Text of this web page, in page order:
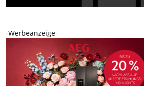
-Werbeanzeige-